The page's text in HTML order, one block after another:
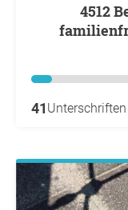
4512 Bellach Grederhof,
41 Unterschriften